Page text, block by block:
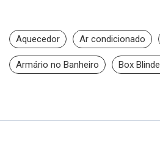
Aquecedor Ar condicionado
Armário no Banheiro Box